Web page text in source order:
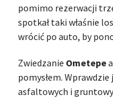
pomimo rezerwacji
spotkał taki właśnie
wrócić po auto, by
Zwiedzanie Ometepe
pomysłem.
asfaltowych i